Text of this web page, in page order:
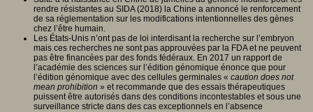
rendre résistantes au SIDA (2018) la Chine a annoncé le renforcement
de sa réglementation sur les modifications intentionnelles des gènes
chez l’être humain.
Les États-Unis n’ont pas de loi interdisant la recherche sur l’embryon
mais ces recherches ne sont pas approuvées par la FDA et ne peuvent
pas être financées par des fonds fédéraux. En 2017 un rapport de
l’académie des sciences sur l’édition génomique énonce que pour
l’édition génomique avec des cellules germinales « caution does not
mean prohibition » et recommande que des essais thérapeutiques
puissent être autorisés dans des conditions incontestables et sous une
surveillance stricte dans des cas exceptionnels en l’absence